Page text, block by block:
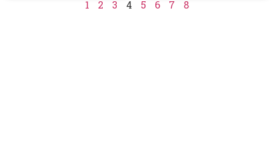
1 2 3 4 5 6 7 8